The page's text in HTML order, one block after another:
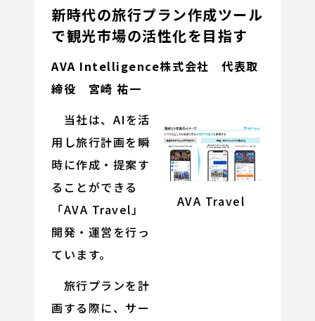
新時代の旅行プラン作成ツール
で観光市場の活性化を目指す
AVA Intelligence株式会社 代表取
締役 宮崎 祐一
当社は、AIを活
用し旅行計画を瞬
時に作成・提案す
ることができる
「AVA Travel」
開発・運営を行っ
ています。
旅行プランを計
画する際に、サー
AVA Travel